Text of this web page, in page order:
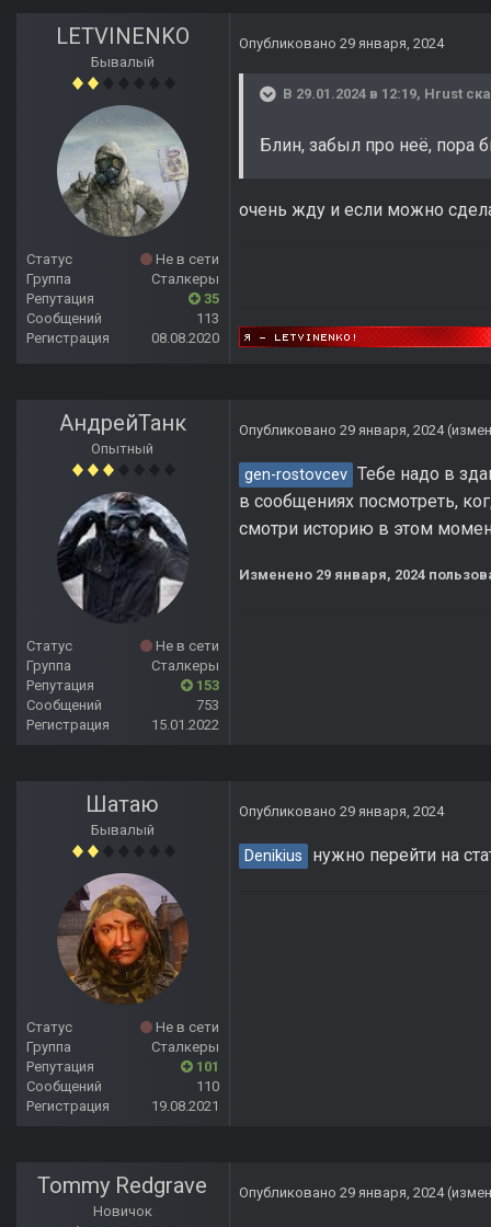
LETVINENKO
Бывалый
Статус
Не в сети
Группа
Сталкеры
Репутация
35
Сообщений
113
Регистрация
08.08.2020
Опубликовано 29 января, 2024
В 29.01.2024 в 12:19, Hrust
Блин, забыл про неё, пора
очень жду и если можно
АндрейТанк
Опытный
Статус
Не в сети
Группа
Сталкеры
Репутация
153
Сообщений
753
Регистрация
15.01.2022
Опубликовано 29 января, 2024
gen-rostovcev Тебе надо в
в сообщениях посмотреть,
смотри историю в этом
Изменено 29 января, 2024
Шатаю
Бывалый
Статус
Не в сети
Группа
Сталкеры
Репутация
101
Сообщений
110
Регистрация
19.08.2021
Опубликовано 29 января, 2024
Denikius нужно перейти на
Tommy Redgrave
Новичок
Опубликовано 29 января, 2024